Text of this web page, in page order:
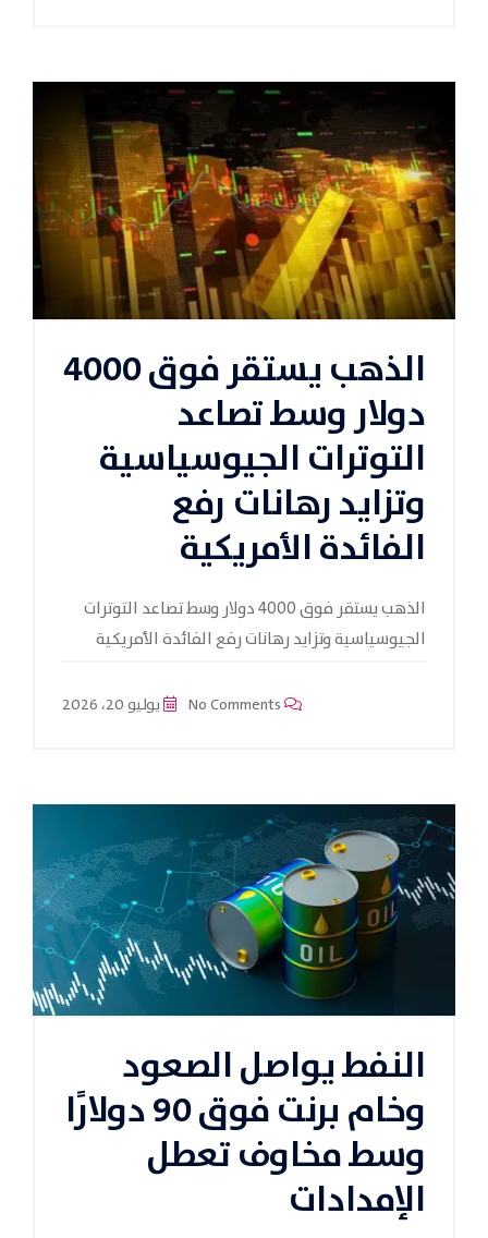
الذهب يستقر فوق 4000
دولار وسط تصاعد
التوترات الجيوسياسية
وتزايد رهانات رفع
الفائدة الأمريكية
الذهب يستقر فوق 4000 دولار وسط تصاعد التوترات
الجيوسياسية وتزايد رهانات رفع الفائدة الأمريكية
يوليو 20، 2026
النفط يواصل الصعود
وخام برنت فوق 90 دولارًا
وسط مخاوف تعطل
الإمدادات